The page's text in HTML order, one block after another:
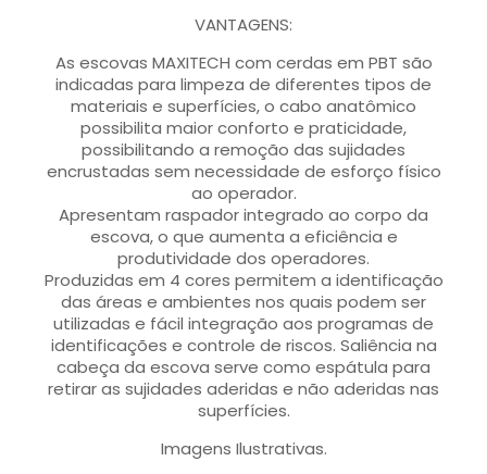
VANTAGENS:
As escovas MAXITECH com cerdas em PBT são
indicadas para limpeza de diferentes tipos de
materiais e superfícies, o cabo anatômico
possibilita maior conforto e praticidade,
possibilitando a remoção das sujidades
encrustadas sem necessidade de esforço físico
ao operador.
Apresentam raspador integrado ao corpo da
escova, o que aumenta a eficiência e
produtividade dos operadores.
Produzidas em 4 cores permitem a identificação
das áreas e ambientes nos quais podem ser
utilizadas e fácil integração aos programas de
identificações e controle de riscos. Saliência na
cabeça da escova serve como espátula para
retirar as sujidades aderidas e não aderidas nas
superfícies.
Imagens Ilustrativas.